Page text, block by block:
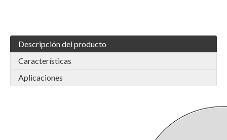
Descripción del producto
Características
Aplicaciones